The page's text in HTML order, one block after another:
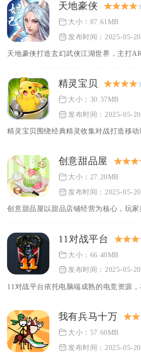
天地豪侠
大小：87.61MB
发布时间：2025-05-20
精灵宝贝
大小：30.37MB
发布时间：2025-05-20
创意甜品屋
大小：27.20MB
发布时间：2025-05-20
11对战平台
大小：66.40MB
发布时间：2025-05-20
我有兵马十万
大小：57.60MB
发布时间：2025-05-20